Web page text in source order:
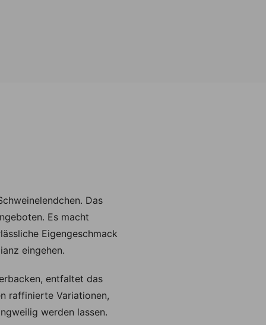
Das
Es macht
Eigengeschmack
eingehen.
entfaltet das
raffinierte Variationen,
werden lassen.